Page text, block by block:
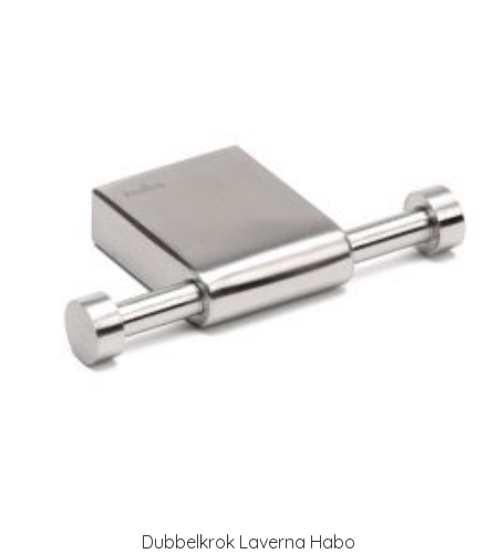
Dubbelkrok Laverna Habo